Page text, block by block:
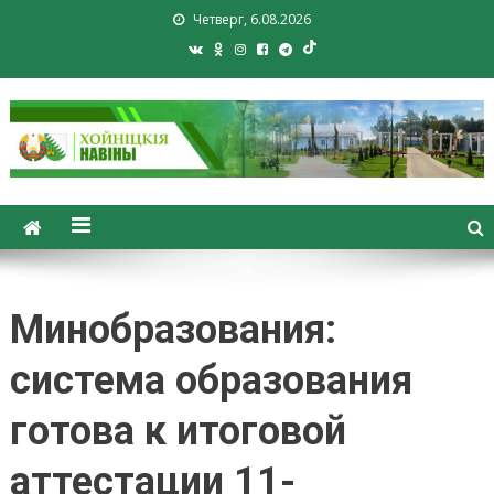
Четверг, 6.08.2026
Хойники. Хойнiцкiя навiны.
Новости Хойник. Районная
Минобразования:
система образования
готова к итоговой
аттестации 11-